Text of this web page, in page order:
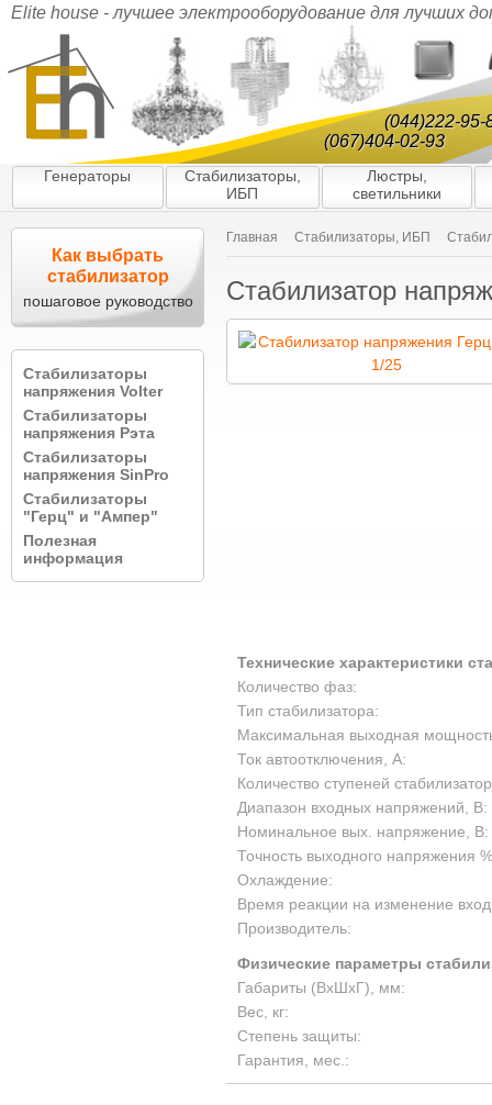
Elite house - лучшее электрооборудование для лучших
(044)222-95-
(067)404-02-93
Главная Стабилизаторы, ИБП
Стабилизатор
Технические характеристики
Количество фаз:
Тип стабилизатора:
Максимальная выходная
Ток автоотключения, А:
Количество ступеней
Диапазон входных напряжений, В:
Номинальное вых. напряжение, В:
Точность выходного напряжения
Охлаждение:
Время реакции на изменение
Производитель:
Физические параметры
Габариты (ВхШхГ), мм:
Вес, кг:
Степень защиты:
Гарантия, мес.:
Как выбрать
стабилизатор
пошаговое руководство
Стабилизаторы
напряжения Volter
Стабилизаторы
напряжения Рэта
Стабилизаторы
напряжения SinPro
Стабилизаторы
"Герц" и "Ампер"
Полезная
информация
Генераторы
Стабилизаторы,
ИБП
Люстры,
светильники